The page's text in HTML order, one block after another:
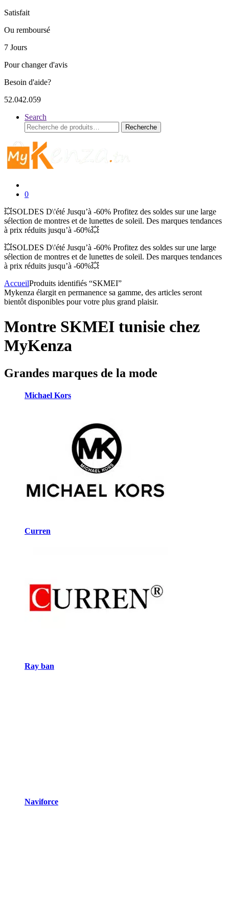
Satisfait
Ou remboursé
7 Jours
Pour changer d'avis
Besoin d'aide?
52.042.059
Search
Recherche
pour :
Recherche
0
💥SOLDES D\'été Jusqu’à -60% Profitez des soldes sur une large
sélection de montres et de lunettes de soleil. Des marques tendances
à prix réduits jusqu’à -60%💥
💥SOLDES D\'été Jusqu’à -60% Profitez des soldes sur une large
sélection de montres et de lunettes de soleil. Des marques tendances
à prix réduits jusqu’à -60%💥
AccueilProduits identifiés “SKMEI”
Mykenza élargit en permanence sa gamme, des articles seront
bientôt disponibles pour votre plus grand plaisir.
Montre SKMEI tunisie chez
MyKenza
Grandes marques de la mode
Michael Kors
Curren
Ray ban
Naviforce